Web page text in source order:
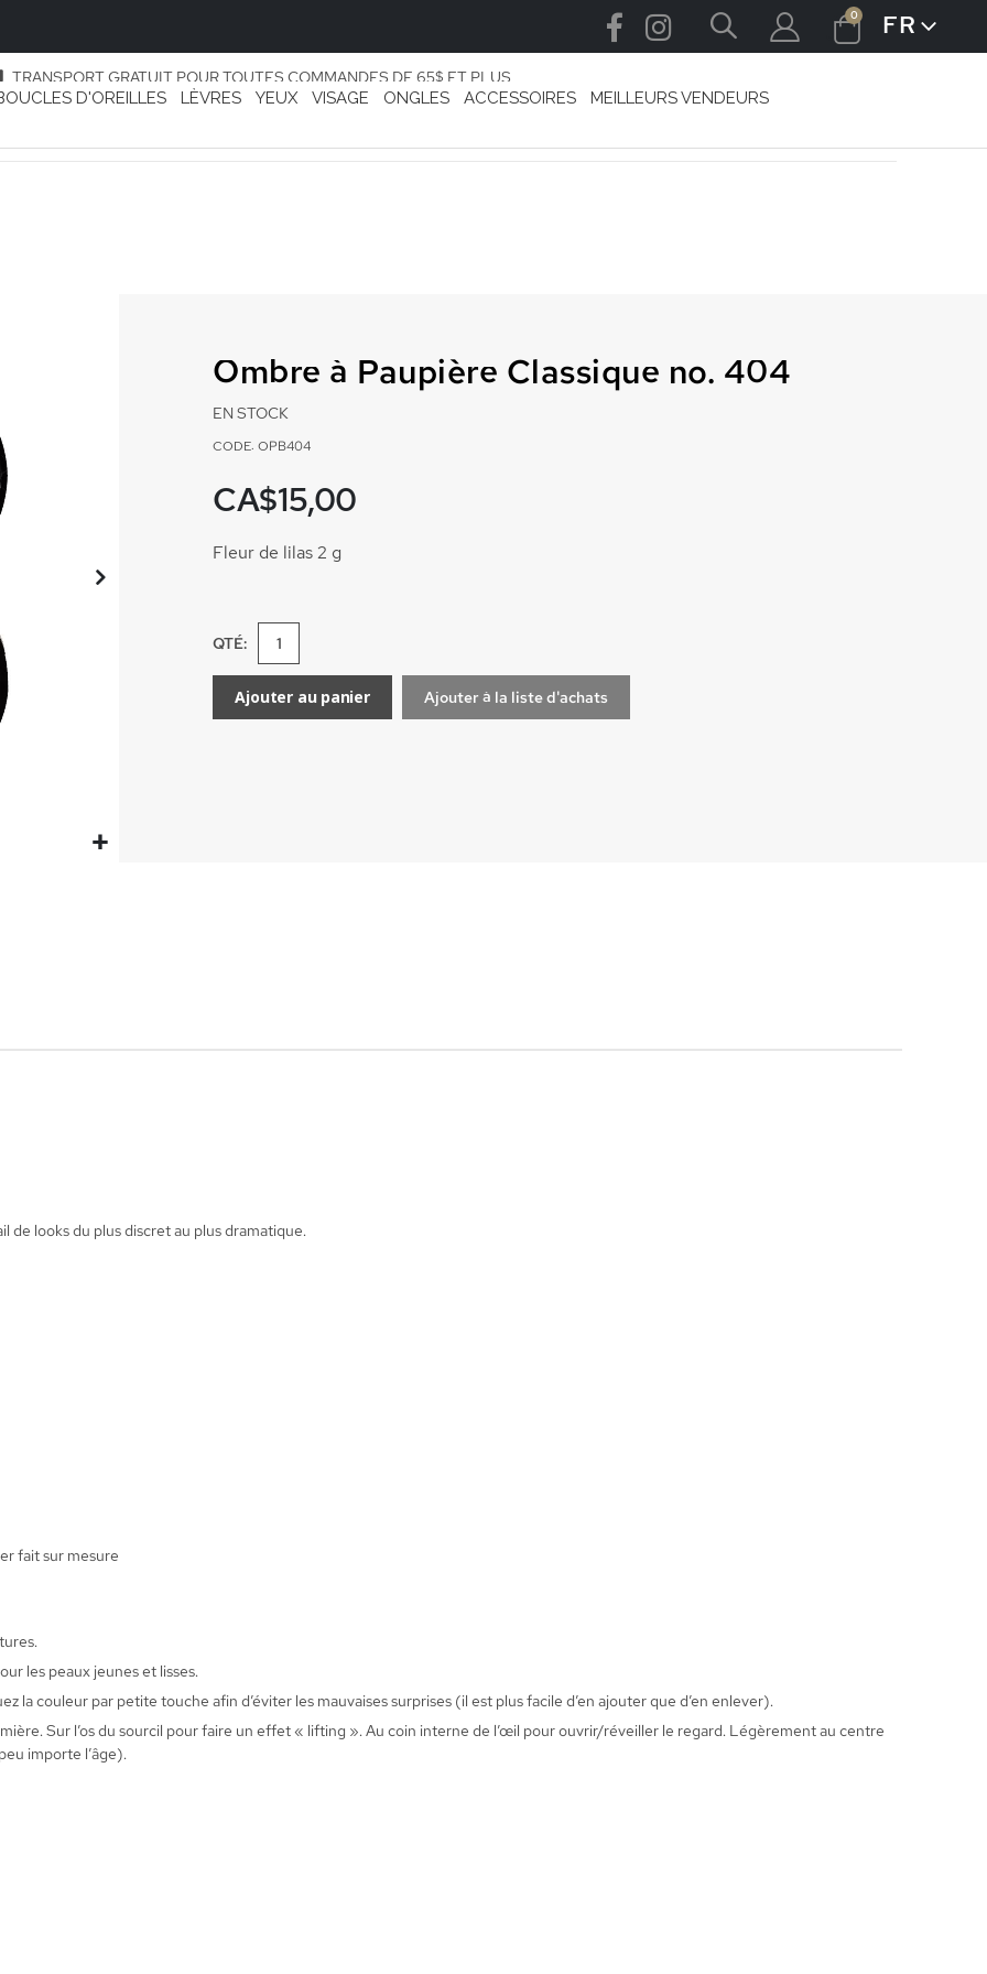
Cart
0articlesLANGUE
FR
TRANSPORT GRATUIT POUR TOUTES COMMANDES DE 65$ ET PLUS
D'OREILLES
LÈVRES YEUX VISAGE ONGLES ACCESSOIRES MEILLEURS VENDEURS
Ombre à Paupière Classique no. 404
EN STOCK
CODE: OPB404
CA$15,00
Fleur de lilas 2 g
QTÉ:
Ajouter au panier Ajouter à la liste d'achats
looks du plus discret au plus dramatique.
fait sur mesure
les peaux jeunes et lisses.
la couleur par petite touche afin d’éviter les mauvaises surprises (il est plus facile d’en ajouter que d’en enlever).
Sur l’os du sourcil pour faire un effet « lifting ». Au coin interne de l’œil pour ouvrir/réveiller le regard. Légèrement au centre
importe l’âge).